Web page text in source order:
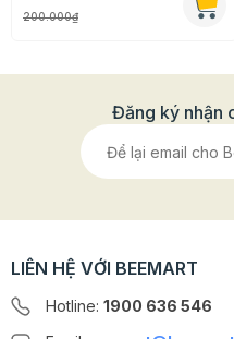
- Chất liệu: thép cacbon
- Kích thước: 14.2x2.5cm
200.000₫
Đăng ký nhận
LIÊN HỆ VỚI BEEMART
Hotline: 1900 636 546